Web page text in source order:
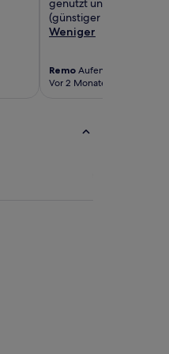
genutzt und nicht das
(günstiger als Valet)."
Weniger
RemoAufenthalt von 2
Vor 2 Monaten gepostet